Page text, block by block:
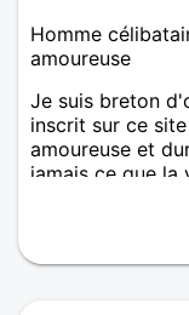
Homme
amoureuse
Je suis breton
inscrit sur ce
amoureuse et
jamais ce que la
est électricien
territorial. J'ai
écoles mais j'ai
générale: le